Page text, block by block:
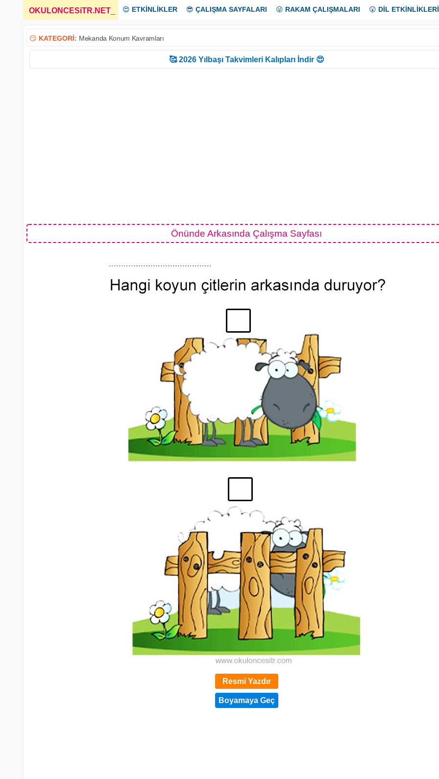
OKULONCESiTR.NET 😍 ETKİNLİKLER 😎 ÇALIŞMA SAYFALARI 😜 RAKAM ÇALIŞMALARI 😲 DİL ETKİNLİKLERİ
😏 KATEGORİ: Mekanda Konum Kavramları
🥰 2026 Yılbaşı Takvimleri Kalıpları İndir 😍
Önünde Arkasında Çalışma Sayfası
Resmi Yazdır